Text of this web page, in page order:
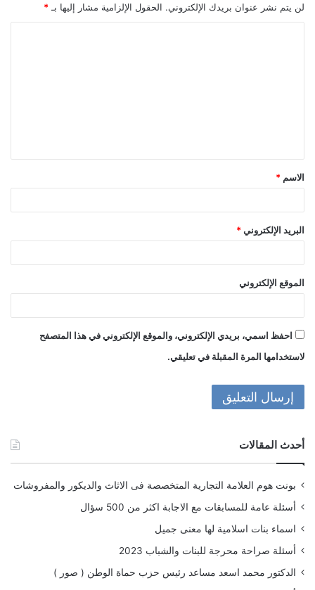
لن يتم نشر عنوان بريدك الإلكتروني. الحقول الإلزامية مشار إليها بـ *
ق
*
الاسم *
البريد الإلكتروني *
الموقع الإلكتروني
احفظ اسمي، بريدي الإلكتروني، والموقع الإلكتروني في هذا المتصفح
لاستخدامها المرة المقبلة في تعليقي.
أحدث المقالات
بونت هوم العلامة التجارية المتخصصة فى الاثاث والديكور والمفروشات
أسئلة عامة للمسابقات مع الاجابة اكثر من 500 سؤال
اسماء بنات اسلامية لها معنى جميل
أسئلة صراحة محرجة للبنات والشباب 2023
الدكتور محمد اسعد مساعد رئيس حزب حماة الوطن ( صور )